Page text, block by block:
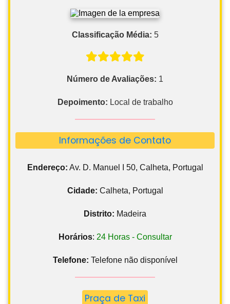
Classificação Média: 5
Número de Avaliações: 1
Depoimento: Local de trabalho
Informações de Contato
Endereço: Av. D. Manuel I 50, Calheta, Portugal
Cidade: Calheta, Portugal
Distrito: Madeira
Horários: 24 Horas - Consultar
Telefone: Telefone não disponível
Praça de Taxi